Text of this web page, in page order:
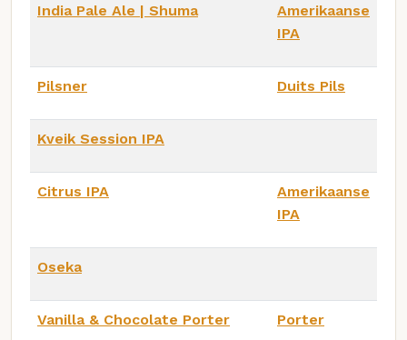
India Pale Ale | Shuma
Amerikaanse
IPA
Pilsner Duits Pils
Kveik Session IPA
Citrus IPA
Amerikaanse
IPA
Oseka
Vanilla & Chocolate Porter Porter